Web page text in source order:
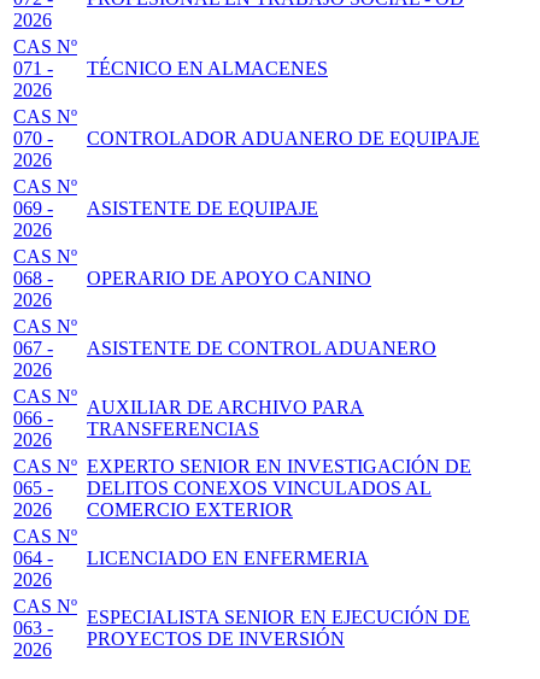
2026
CAS Nº
071 -
2026
TÉCNICO EN ALMACENES
CAS Nº
070 -
2026
CONTROLADOR ADUANERO DE EQUIPAJE
CAS Nº
069 -
2026
ASISTENTE DE EQUIPAJE
CAS Nº
068 -
2026
OPERARIO DE APOYO CANINO
CAS Nº
067 -
2026
ASISTENTE DE CONTROL ADUANERO
CAS Nº
066 -
2026
AUXILIAR DE ARCHIVO PARA
TRANSFERENCIAS
CAS Nº
065 -
2026
EXPERTO SENIOR EN INVESTIGACIÓN DE
DELITOS CONEXOS VINCULADOS AL
COMERCIO EXTERIOR
CAS Nº
064 -
2026
LICENCIADO EN ENFERMERIA
CAS Nº
063 -
2026
ESPECIALISTA SENIOR EN EJECUCIÓN DE
PROYECTOS DE INVERSIÓN